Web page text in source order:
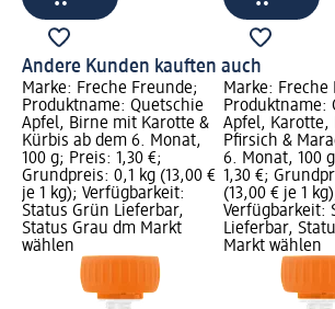
Andere Kunden kauften auch
Marke: Freche Freunde;
Produktname: Quetschie
Apfel, Birne mit Karotte &
Kürbis ab dem 6. Monat,
100 g; Preis: 1,30 €;
Grundpreis: 0,1 kg (13,00 €
je 1 kg); Verfügbarkeit:
Status Grün Lieferbar,
Status Grau dm Markt
wählen
Marke: Freche
Produktname:
Apfel, Karotte,
Pfirsich &
6. Monat, 100
1,30 €;
(13,00 € je 1
Verfügbarkeit:
Lieferbar,
Markt wählen